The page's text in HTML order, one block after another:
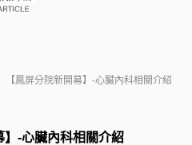
【鳳屏分院新開幕】-心臟內科相關介紹
】-心臟內科相關介紹